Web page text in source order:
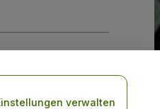
Mobilanwendungen
verwalten